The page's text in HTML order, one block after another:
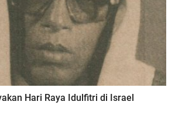
Hari Raya Idulfitri di Israel